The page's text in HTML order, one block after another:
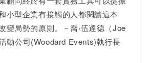
小型企業有接觸的人都閱讀這本
變局勢的原則。－喬‧伍達德（Joe
動公司(Woodard Events)執行長